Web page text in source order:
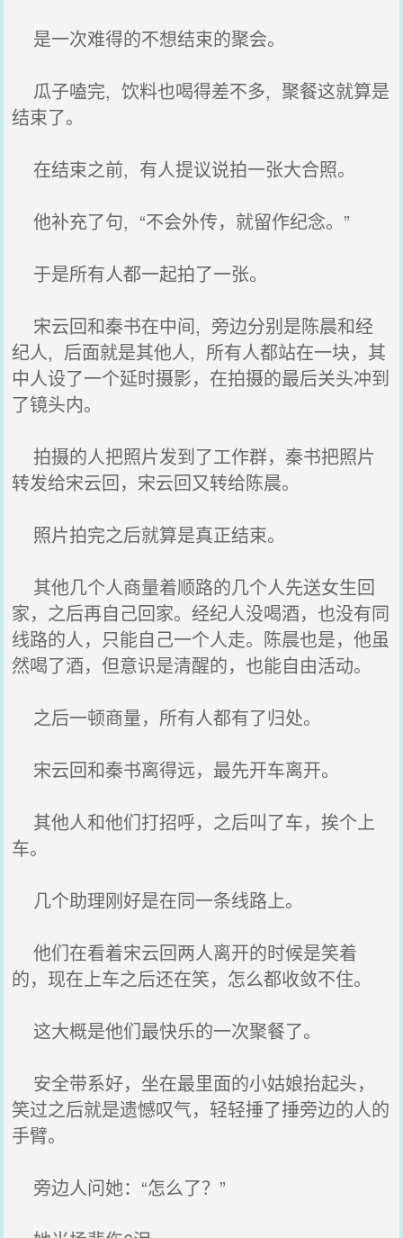
是一次难得的不想结束的聚会。
瓜子嗑完, 饮料也喝得差不多, 聚餐这就算是
结束了。
在结束之前, 有人提议说拍一张大合照。
他补充了句, “不会外传，就留作纪念。”
于是所有人都一起拍了一张。
宋云回和秦书在中间, 旁边分别是陈晨和经
纪人, 后面就是其他人, 所有人都站在一块，其
中人设了一个延时摄影，在拍摄的最后关头冲到
了镜头内。
拍摄的人把照片发到了工作群，秦书把照片
转发给宋云回，宋云回又转给陈晨。
照片拍完之后就算是真正结束。
其他几个人商量着顺路的几个人先送女生回
家，之后再自己回家。经纪人没喝酒，也没有同
线路的人，只能自己一个人走。陈晨也是，他虽
然喝了酒，但意识是清醒的，也能自由活动。
之后一顿商量，所有人都有了归处。
宋云回和秦书离得远，最先开车离开。
其他人和他们打招呼，之后叫了车，挨个上
车。
几个助理刚好是在同一条线路上。
他们在看着宋云回两人离开的时候是笑着
的，现在上车之后还在笑，怎么都收敛不住。
这大概是他们最快乐的一次聚餐了。
安全带系好，坐在最里面的小姑娘抬起头，
笑过之后就是遗憾叹气，轻轻捶了捶旁边的人的
手臂。
旁边人问她：“怎么了？”